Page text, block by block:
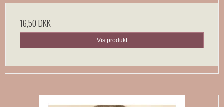
16,50 DKK
Vis produkt